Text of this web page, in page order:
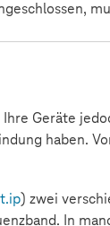
Geräte
haben.
) zwei
In